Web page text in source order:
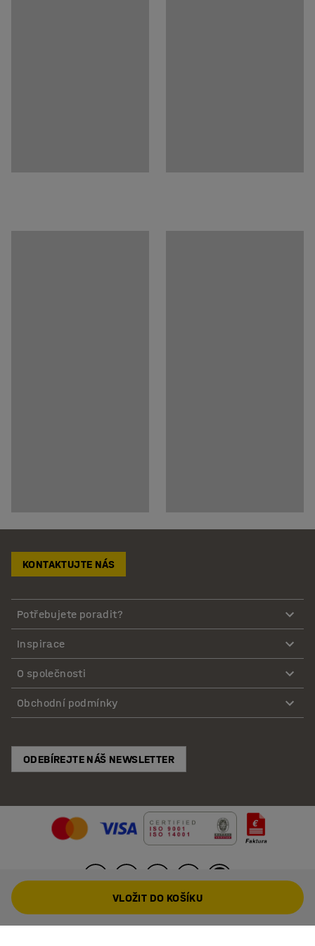
KONTAKTUJTE NÁS
Potřebujete poradit?
Inspirace
O společnosti
Obchodní podmínky
ODEBÍREJTE NÁŠ NEWSLETTER
VLOŽIT DO KOŠÍKU